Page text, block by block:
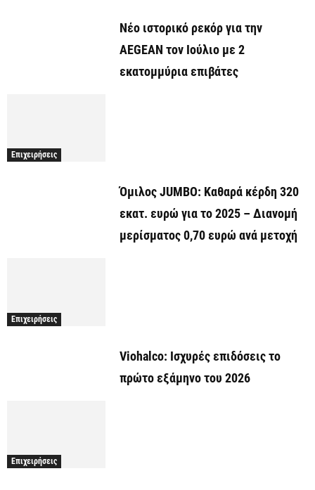
Νέο ιστορικό ρεκόρ για την
AEGEAN τον Ιούλιο με 2
εκατομμύρια επιβάτες
Επιχειρήσεις
Όμιλος JUMBO: Καθαρά κέρδη 320
εκατ. ευρώ για το 2025 – Διανομή
μερίσματος 0,70 ευρώ ανά μετοχή
Επιχειρήσεις
Viohalco: Ισχυρές επιδόσεις το
πρώτο εξάμηνο του 2026
Επιχειρήσεις